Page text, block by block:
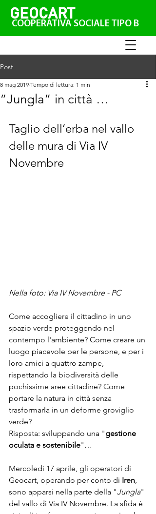
GEOCART
COOPERATIVA SOCIALE TIPO B
Post
“Jungla” in città …
8 mag 2019 Tempo di lettura: 1 min
Taglio dell’erba nel vallo
delle mura di Via IV
Novembre
Nella foto: Via IV Novembre - PC
Come accogliere il cittadino in uno
spazio verde proteggendo nel
contempo l'ambiente? Come creare un
luogo piacevole per le persone, e per i
loro amici a quattro zampe,
rispettando la biodiversità delle
pochissime aree cittadine? Come
portare la natura in città senza
trasformarla in un deforme groviglio
verde?
Risposta: sviluppando una "gestione
oculata e sostenibile"…
Mercoledì 17 aprile, gli operatori di
Geocart, operando per conto di Iren,
sono apparsi nella parte della "Jungla"
del vallo di Via IV Novembre. La sfida è